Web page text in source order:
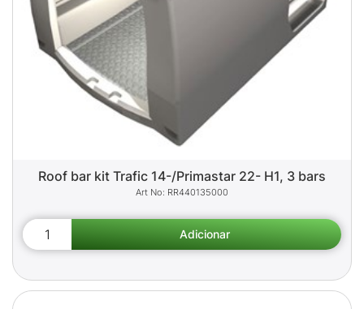
Roof bar kit Trafic 14-/Primastar 22- H1, 3 bars
RR440135000